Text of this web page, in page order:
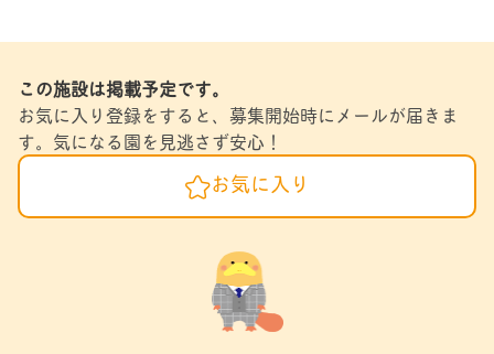
この施設は掲載予定です。
お気に入り登録をすると、募集開始時にメールが届きま
す。気になる園を見逃さず安心！
お気に入り